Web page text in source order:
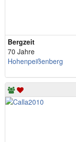
Bergzeit
70 Jahre
Hohenpeißenberg